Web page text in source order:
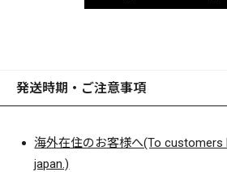
発送時期・ご注意事項
海外在住のお客様へ(To
japan.)